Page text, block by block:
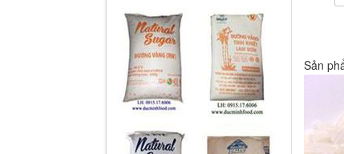
Sản